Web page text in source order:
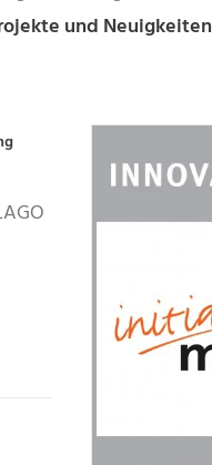
und Neuigkeiten